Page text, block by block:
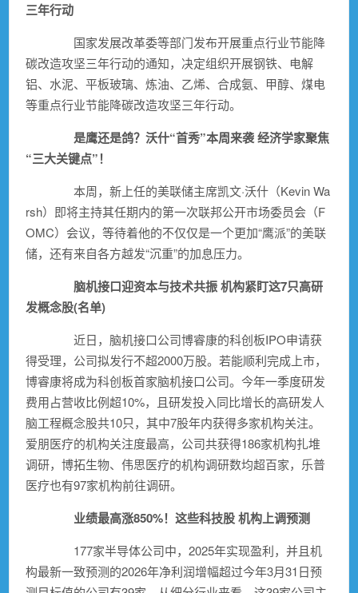
三年行动
国家发展改革委等部门发布开展重点行业节能降
碳改造攻坚三年行动的通知，决定组织开展钢铁、电解
铝、 水泥、平板玻璃、炼油、乙烯、合成氨、甲醇、煤电
等重点行业节能降碳改造攻坚三年行动。
是鹰还是鸽？沃什“首秀”本周来袭 经济学家聚焦
“三大关键点”！
本周，新上任的美联储主席凯文·沃什（Kevin Wa
rsh）即将主持其任期内的第一次联邦公开市场委员会（F
OMC）会议，等待着他的不仅仅是一个更加“鹰派”的美联
储，还有来自各方越发“沉重”的加息压力。
脑机接口迎资本与技术共振 机构紧盯这7只高研
发概念股(名单)
近日，脑机接口公司博睿康的科创板IPO申请获
得受理，公司拟发行不超2000万股。若能顺利完成上市，
博睿康将成为科创板首家脑机接口公司。今年一季度研发
费用占营收比例超10%，且研发投入同比增长的高研发人
脑工程概念股共10只，其中7股年内获得多家机构关注。
爱朋医疗的机构关注度最高，公司共获得186家机构扎堆
调研，博拓生物、伟思医疗的机构调研数均超百家， 乐普
医疗也有97家机构前往调研。
业绩最高涨850%！这些科技股 机构上调预测
177家半导体公司中，2025年实现盈利，并且机
构最新一致预测的2026年净利润增幅超过今年3月31日预